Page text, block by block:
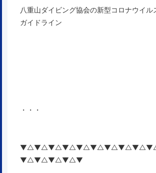
八重山ダイビング協会の新型コロナウイル
ガイドライン
・・・
▼△▼△▼△▼△▼